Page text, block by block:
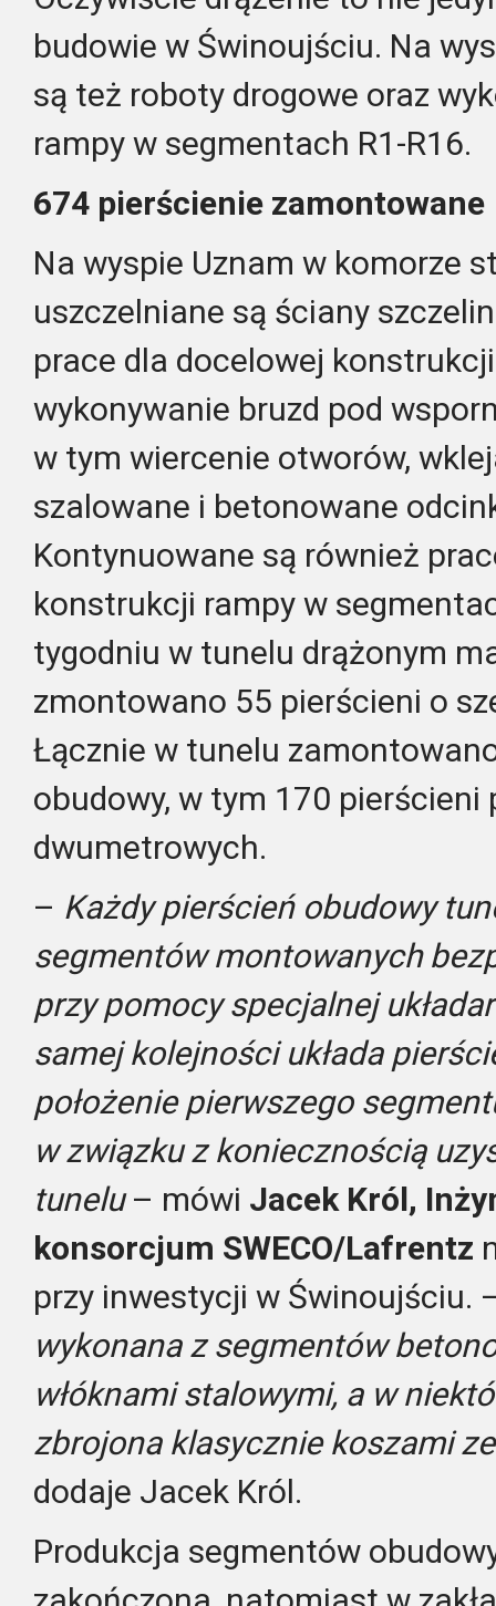
budowie w Świnoujściu. Na
są też roboty drogowe oraz
rampy w segmentach R1-R16.
674 pierścienie zamontowane
Na wyspie Uznam w komorze
uszczelniane są ściany
prace dla docelowej
wykonywanie bruzd pod
w tym wiercenie otworów,
szalowane i betonowane
Kontynuowane są również
konstrukcji rampy w
tygodniu w tunelu drążonym
zmontowano 55 pierścieni o
Łącznie w tunelu
obudowy, w tym 170
dwumetrowych.
– Każdy pierścień obudowy
segmentów montowanych
przy pomocy specjalnej
samej kolejności układa
położenie pierwszego
w związku z koniecznością
tunelu– mówi Jacek Król,
konsorcjum SWECO/Lafrentz
przy inwestycji w Świnoujściu.
wykonana z segmentów
włóknami stalowymi, a w
zbrojona klasycznie koszami
dodaje Jacek Król.
Produkcja segmentów